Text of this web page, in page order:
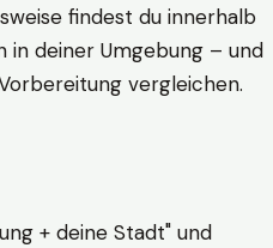
findest du innerhalb
in deiner Umgebung – und
vergleichen.
+ deine Stadt" und